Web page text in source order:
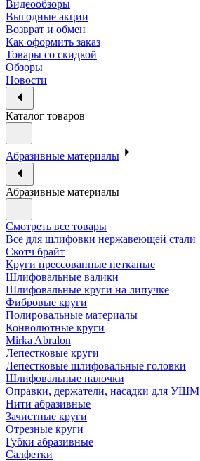
Видеообзоры
Выгодные акции
Возврат и обмен
Как оформить заказ
Товары со скидкой
Обзоры
Новости
Каталог товаров
Абразивные материалы
Абразивные материалы
Смотреть все товары
Все для шлифовки нержавеющей стали
Скотч брайт
Круги прессованные нетканые
Шлифовальные валики
Шлифовальные круги на липучке
Фибровые круги
Полировальные материалы
Конволютные круги
Mirka Abralon
Лепестковые круги
Лепестковые шлифовальные головки
Шлифовальные палочки
Оправки, держатели, насадки для УШМ
Нити абразивные
Зачистные круги
Отрезные круги
Губки абразивные
Салфетки